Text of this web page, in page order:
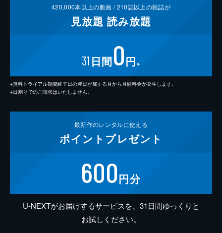
420,000本以上の動画 /210誌以上の雑誌が
見放題 読み放題
31 日間0円 ※
※無料トライアル期間終了日の翌日が属する月から月額料金が発生します。
※日割りでのご請求はいたしません。
最新作のレンタルに使える
ポイント プレゼント
600円分
U-NEXTがお届けするサービスを、31日間ゆっくりと
お試しください。